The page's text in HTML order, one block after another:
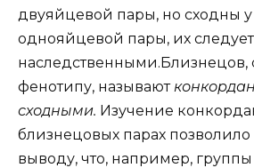
двуяйцевой пары, но сходны у
однояйцевой пары, их
наследственными.Близнецов,
фенотипу, называют
сходными. Изучение
близнецовых парах
выводу, что, например,